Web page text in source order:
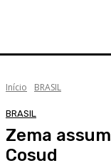
Início BRASIL
BRASIL
Zema
Cosud